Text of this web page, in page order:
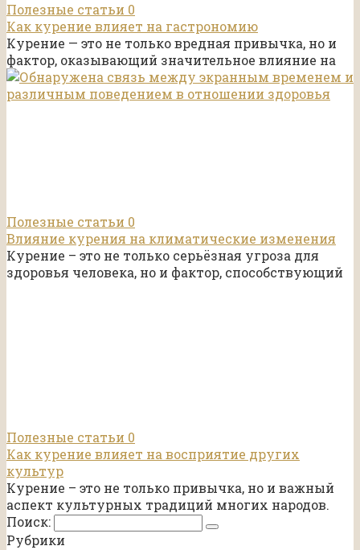
Полезные статьи 0
Как курение влияет на гастрономию
Курение — это не только вредная привычка, но и
фактор, оказывающий значительное влияние на
Полезные статьи 0
Влияние курения на климатические изменения
Курение – это не только серьёзная угроза для
здоровья человека, но и фактор, способствующий
Полезные статьи 0
Как курение влияет на восприятие других
культур
Курение – это не только привычка, но и важный
аспект культурных традиций многих народов.
Поиск:
Рубрики